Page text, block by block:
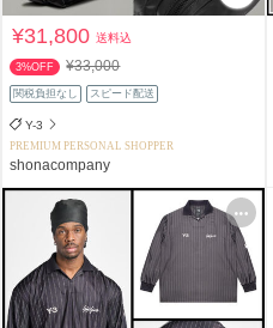
¥31,800送料込
3%OFF ¥33,000
関税負担なし スピード配送
Y-3
PREMIUM PERSONAL SHOPPER
shonacompany